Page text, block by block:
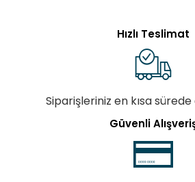
Hızlı Teslimat
Siparişleriniz en kısa sürede
Güvenli